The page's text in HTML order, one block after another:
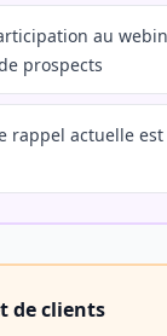
au
prospects
rappel actuelle
de clients